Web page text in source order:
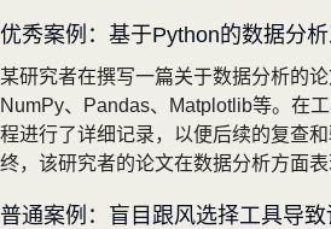
优秀案例：基于Python的数据分
某研究者在撰写一篇关于数据分析的
NumPy、Pandas、Matplotlib等。在
程进行了详细记录，以便后续的复查
终，该研究者的论文在数据分析方面
普通案例：盲目跟风选择工具导